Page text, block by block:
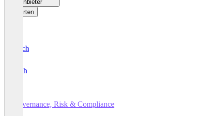
Für Anbieter
Bewerten
Deutsch
English
Governance, Risk & Compliance